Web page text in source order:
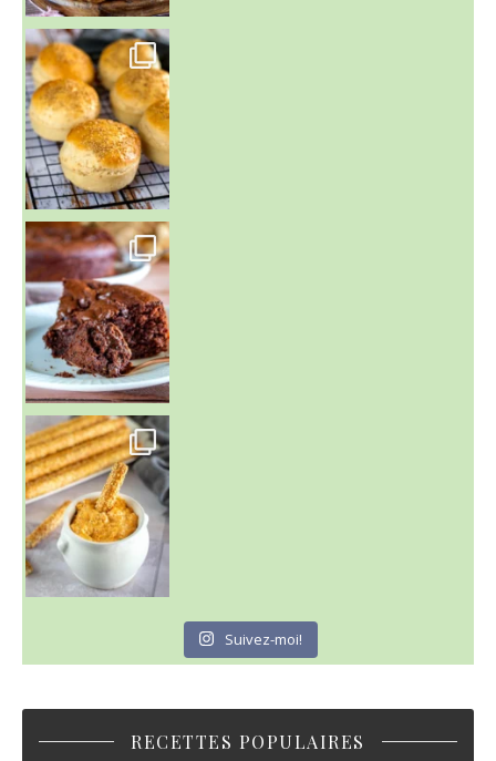
~ BUNS MAISON ~
Un peu de boulange par ici au
~ GÂTEAU FONDANT CHOCO NOISETTE ~
C'est lundi
Suivez-moi!
RECETTES POPULAIRES